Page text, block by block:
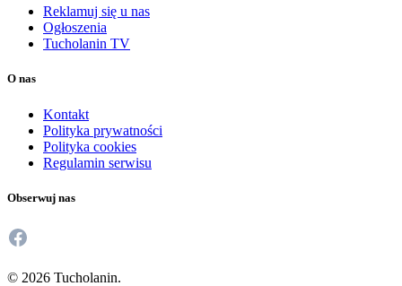
Reklamuj się u nas
Ogłoszenia
Tucholanin TV
O nas
Kontakt
Polityka prywatności
Polityka cookies
Regulamin serwisu
Obserwuj nas
Facebook
© 2026 Tucholanin.